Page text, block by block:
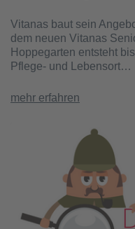
Vitanas baut sein
dem neuen Vitanas
Hoppegarten entsteht
Pflege- und Lebensort…
mehr erfahren